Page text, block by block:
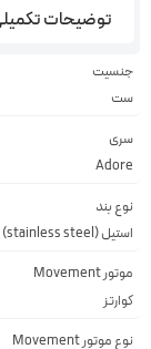
توضیحات تکمیلی
جنسیت
ست
سری
Adore
نوع بند
استیل (stainless steel)
موتور Movement
کوارتز
نوع موتور Movement